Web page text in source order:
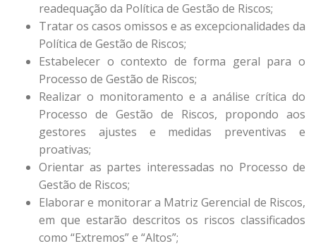
readequação da Política de Gestão de Riscos;
Tratar os casos omissos e as excepcionalidades da
Política de Gestão de Riscos;
Estabelecer o contexto de forma geral para o
Processo de Gestão de Riscos;
Realizar o monitoramento e a análise crítica do
Processo de Gestão de Riscos, propondo aos
gestores ajustes e medidas preventivas e
proativas;
Orientar as partes interessadas no Processo de
Gestão de Riscos;
Elaborar e monitorar a Matriz Gerencial de Riscos,
em que estarão descritos os riscos classificados
como “Extremos” e “Altos”;